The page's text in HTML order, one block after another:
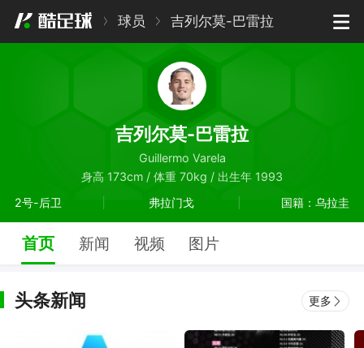
球员 吉列尔莫-巴雷拉
吉列尔莫-巴雷拉
Guillermo Varela
身高 173cm / 体重 70kg / 出生年 1993
2号-后卫
弗拉门戈 国籍：乌拉圭
首页 新闻 视频 图片
头条新闻 更多